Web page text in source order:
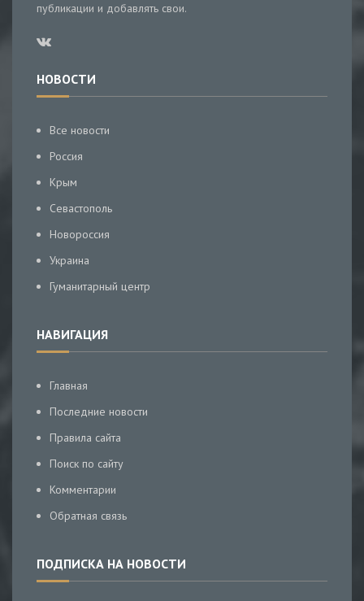
публикации и добавлять свои.
НОВОСТИ
Все новости
Россия
Крым
Севастополь
Новороссия
Украина
Гуманитарный центр
НАВИГАЦИЯ
Главная
Последние новости
Правила сайта
Поиск по сайту
Комментарии
Обратная связь
ПОДПИСКА НА НОВОСТИ